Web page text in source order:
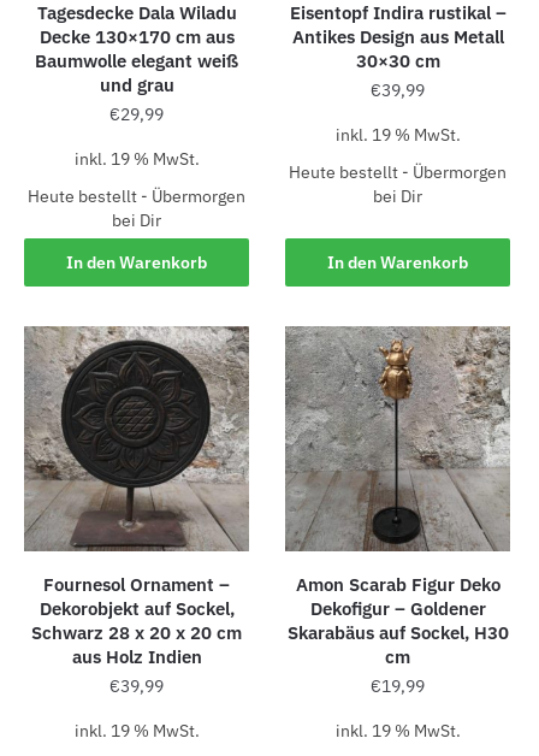
Tagesdecke Dala Wiladu
Decke 130×170 cm aus
Baumwolle elegant weiß
und grau
€29,99
inkl. 19 % MwSt.
Heute bestellt - Übermorgen
bei Dir
In den Warenkorb
Eisentopf Indira rustikal –
Antikes Design aus Metall
30×30 cm
€39,99
inkl. 19 % MwSt.
Heute bestellt - Übermorgen
bei Dir
In den Warenkorb
Fournesol Ornament –
Dekorobjekt auf Sockel,
Schwarz 28 x 20 x 20 cm
aus Holz Indien
€39,99
inkl. 19 % MwSt.
Amon Scarab Figur Deko
Dekofigur – Goldener
Skarabäus auf Sockel, H30
cm
€19,99
inkl. 19 % MwSt.